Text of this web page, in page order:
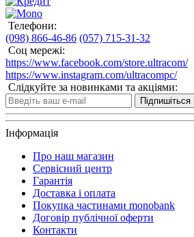
Телефони:
(098) 866-46-86 (057) 715-31-32
Соц мережі:
https://www.facebook.com/store.ultracom/
https://www.instagram.com/ultracompc/
Слідкуйте за новинками та акціями:
Підпишіться
Інформація
Про наш магазин
Сервісний центр
Гарантія
Доставка і оплата
Покупка частинами monobank
Договір публічної оферти
Контакти